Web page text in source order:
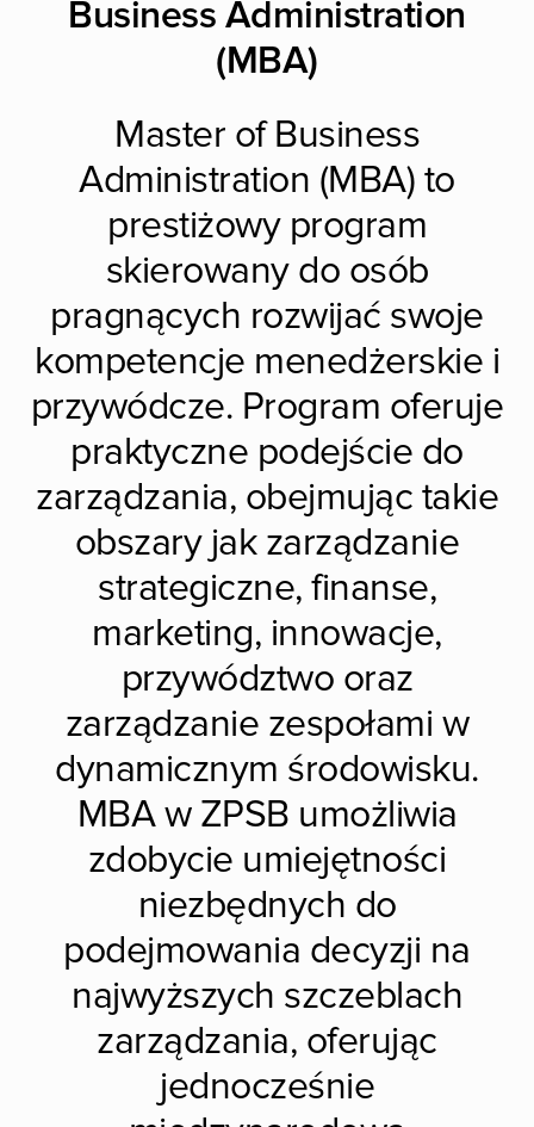
Business Administration
(MBA)
Master of Business
Administration (MBA) to
prestiżowy program
skierowany do osób
pragnących rozwijać swoje
kompetencje menedżerskie i
przywódcze. Program oferuje
praktyczne podejście do
zarządzania, obejmując takie
obszary jak zarządzanie
strategiczne, finanse,
marketing, innowacje,
przywództwo oraz
zarządzanie zespołami w
dynamicznym środowisku.
MBA w ZPSB umożliwia
zdobycie umiejętności
niezbędnych do
podejmowania decyzji na
najwyższych szczeblach
zarządzania, oferując
jednocześnie